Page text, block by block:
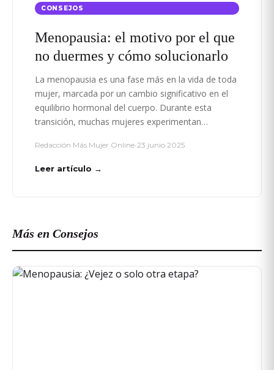
CONSEJOS
Menopausia: el motivo por el que
no duermes y cómo solucionarlo
La menopausia es una fase más en la vida de toda
mujer, marcada por un cambio significativo en el
equilibrio hormonal del cuerpo. Durante esta
transición, muchas mujeres experimentan…
Redacción Más Mujer Online•23 junio 2025
Leer artículo →
Más en Consejos